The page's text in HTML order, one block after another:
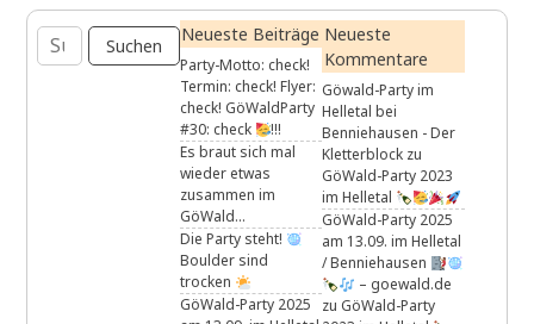
gibt
es
nun
einen
Boulderkalender
Suchen
nach:
Neueste Beiträge
Party-Motto: check!
Termin: check! Flyer:
check! GöWaldParty
#30: check
!!!
Es braut sich mal
wieder etwas
zusammen im
GöWald…
Die Party steht!
Boulder sind
trocken
GöWald-Party 2025
Neueste
Kommentare
Göwald-Party im
Helletal bei
Benniehausen - Der
Kletterblock zu
GöWald-Party 2023
im Helletal
GöWald-Party 2025
am 13.09. im Helletal
/ Benniehausen
– goewald.de
zu GöWald-Party